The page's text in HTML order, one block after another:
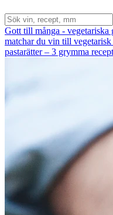
Gott till många - vegetariska
matchar du vin till vegetarisk
pastarätter – 3 grymma recept